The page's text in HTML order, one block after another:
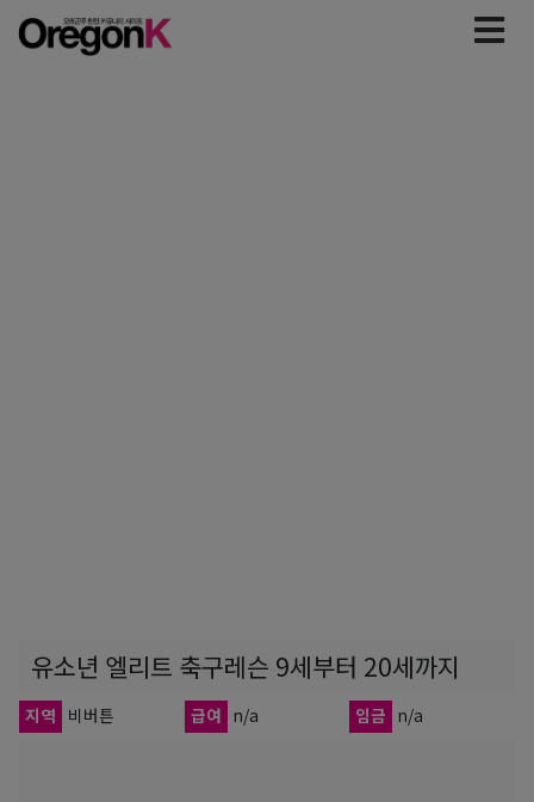
유소년 엘리트 축구레슨 9세부터 20세까지
지역 비버튼 급여 n/a 임금 n/a